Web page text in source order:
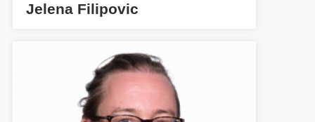
Jelena Filipovic